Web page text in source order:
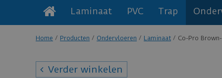
Home Producten Ondervloeren Laminaat Co-Pro
Laminaat PVC Trap
Verder winkelen